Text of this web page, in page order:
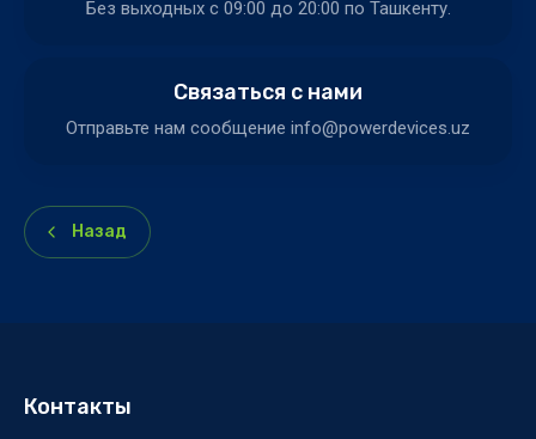
Без выходных c 09:00 до 20:00 по Ташкенту.
Связаться с нами
Отправьте нам сообщение info@powerdevices.uz
Назад
Контакты